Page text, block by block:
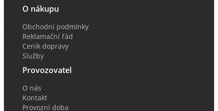
O nákupu
Obchodní podmínky
Reklamační řád
Ceník dopravy
Služby
Provozovatel
O nás
Kontakt
Provozní doba